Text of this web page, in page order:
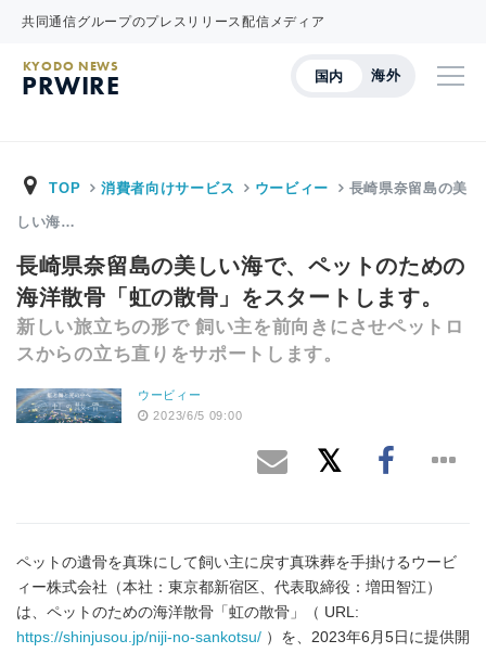
共同通信グループのプレスリリース配信メディア
国内 海外
KYODO NEWS
PRWIRE
TOP 消費者向けサービス ウービィー 長崎県奈留島の美
しい海…
長崎県奈留島の美しい海で、ペットのための
海洋散骨「虹の散骨」をスタートします。
新しい旅立ちの形で 飼い主を前向きにさせペットロ
スからの立ち直りをサポートします。
ウービィー
2023/6/5 09:00
ペットの遺骨を真珠にして飼い主に戻す真珠葬を手掛けるウービ
ィー株式会社（本社：東京都新宿区、代表取締役：増田智江）
は、ペットのための海洋散骨「虹の散骨」（ URL:
https://shinjusou.jp/niji-no-sankotsu/ ）を、2023年6月5日に提供開